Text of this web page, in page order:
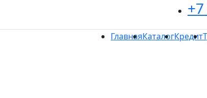
ГлавнаяКаталогКредит